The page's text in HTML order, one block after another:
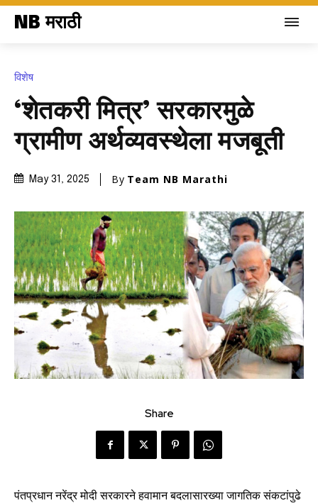
NB मराठी
विशेष
‘शेतकरी मित्र’ सरकारमुळे
ग्रामीण अर्थव्यवस्थेला मजबूती
May 31, 2025 By Team NB Marathi
Share
पंतप्रधान नरेंद्र मोदी सरकारने हवामान बदलासारख्या जागतिक संकटांपुढे